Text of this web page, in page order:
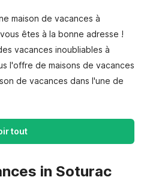
maison de vacances à
êtes à la bonne adresse !
vacances inoubliables à
l'offre de maisons de vacances
de vacances dans l'une de
tout
in Soturac